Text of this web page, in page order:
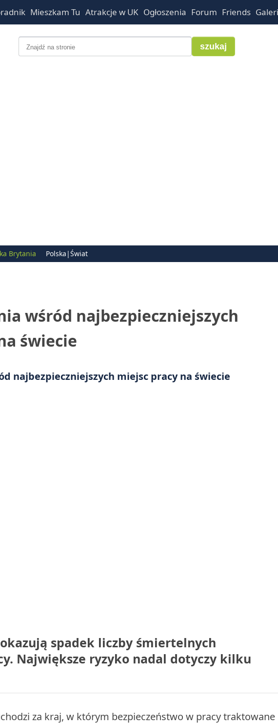
Mieszkam Tu Atrakcje w UK Ogłoszenia Forum Friends
Brytania Polska|Świat
wśród najbezpieczniejszych
świecie
spadek liczby śmiertelnych
Największe ryzyko nadal dotyczy kilku
za kraj, w którym bezpieczeństwo w pracy traktowane